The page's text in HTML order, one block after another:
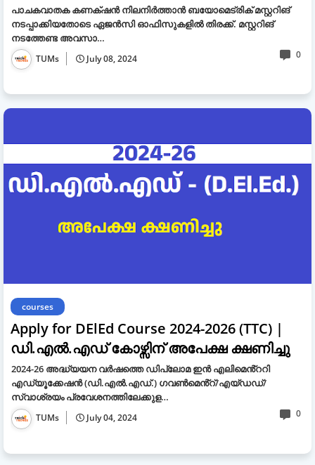
പാചകവാതക കണക്‌‌ഷൻ നിലനിർത്താൻ ബയോമെട്രിക് മസ്റ്ററിങ്
നടപ്പാക്കിയതോടെ ഏജൻസി ഓഫിസുകളിൽ തിരക്ക്. മസ്റ്ററിങ്
നടത്തേണ്ട അവസാ…
TUMs July 08, 2024 0
courses
Apply for DElEd Course 2024-2026 (TTC) |
ഡി.എൽ.എഡ് കോഴ്സിന് അപേക്ഷ ക്ഷണിച്ചു
2024-26 അദ്ധ്യയന വർഷത്തെ ഡിപ്ലോമ ഇൻ എലിമെൻ്ററി
എഡ്യൂക്കേഷൻ (ഡി.എൽ.എഡ്.) ഗവൺമെൻ്റ്/എയ്‌ഡഡ്/
സ്വാശ്രയം പ്രവേശനത്തിലേക്കുള…
TUMs July 04, 2024 0